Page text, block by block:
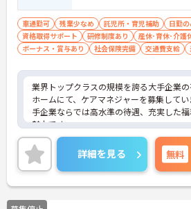
車通勤可 残業少なめ 託児所・育児補助 日勤
資格取得サポート
研修制度あり
産休･育休･介護
ボーナス・賞与あり
社会保険完備 交通費支給
業界トップクラスの規模を誇る大手企業の
ホームにて、ケアマネジャーを募集して
手企業ならでは高水準の待遇、充実した
魅力です。
ご興味ある方には、面接対策ポイントな
詳細をお話しいたしますのでお気軽にご
い。
詳細を見る 無料